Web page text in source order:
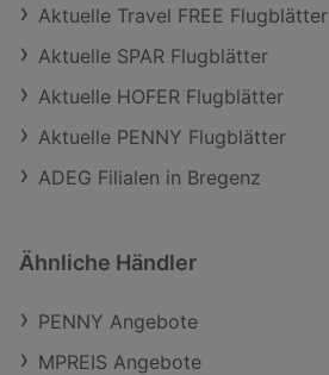
Aktuelle Travel FREE Flugblätter
Aktuelle SPAR Flugblätter
Aktuelle HOFER Flugblätter
Aktuelle PENNY Flugblätter
ADEG Filialen in Bregenz
Ähnliche Händler
PENNY Angebote
MPREIS Angebote